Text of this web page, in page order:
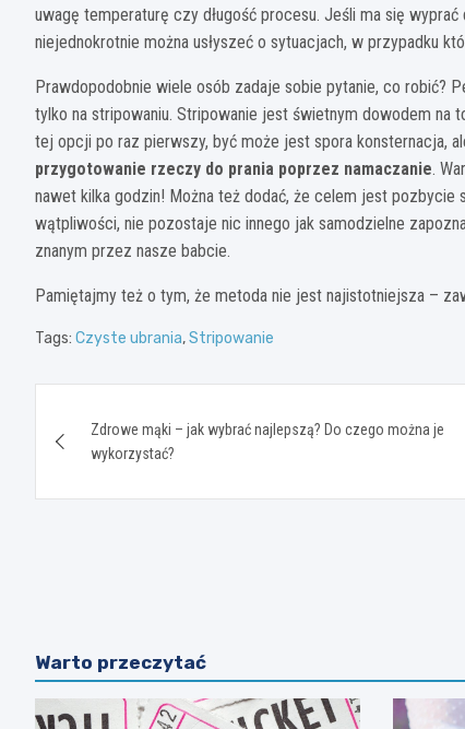
uwagę temperaturę czy długość procesu. Jeśli ma się
niejednokrotnie można usłyszeć o sytuacjach, w przypadku
Prawdopodobnie wiele osób zadaje sobie pytanie, co robić?
tylko na stripowaniu. Stripowanie jest świetnym dowodem na
tej opcji po raz pierwszy, być może jest spora konsternacja,
przygotowanie rzeczy do prania poprzez namaczanie.
nawet kilka godzin! Można też dodać, że celem jest
wątpliwości, nie pozostaje nic innego jak samodzielne
znanym przez nasze babcie.
Pamiętajmy też o tym, że metoda nie jest najistotniejsza –
Tags: Czyste ubrania,Stripowanie
wpisu
Zdrowe mąki – jak wybrać najlepszą? Do czego można je
wykorzystać?
Warto przeczytać